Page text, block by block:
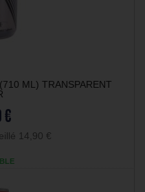
ML) TRANSPARENT
€
14,90 €